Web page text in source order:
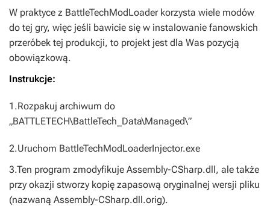
W praktyce z BattleTechModLoaderkorzysta wiele modów
do tej gry, więc jeśli bawicie się w instalowanie fanowskich
przeróbek tej produkcji, to projekt jest dla Was pozycją
obowiązkową.
Instrukcje:
1.Rozpakuj archiwum do
„BATTLETECH\BattleTech_Data\Managed\”
2.Uruchom BattleTechModLoaderInjector.exe
3.Ten program zmodyfikuje Assembly-CSharp.dll, ale także
przy okazji stworzy kopię zapasową oryginalnej wersji pliku
(nazwaną Assembly-CSharp.dll.orig).